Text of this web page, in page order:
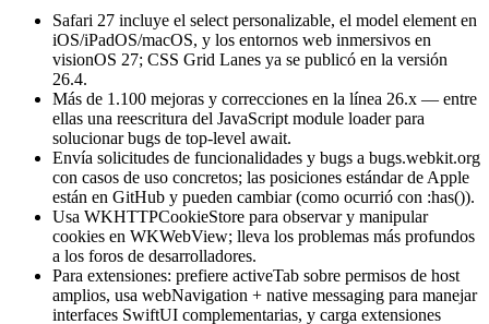
Safari 27 incluye el select personalizable, el model element en
iOS/iPadOS/macOS, y los entornos web inmersivos en
visionOS 27; CSS Grid Lanes ya se publicó en la versión
26.4.
Más de 1.100 mejoras y correcciones en la línea 26.x — entre
ellas una reescritura del JavaScript module loader para
solucionar bugs de top-level await.
Envía solicitudes de funcionalidades y bugs a bugs.webkit.org
con casos de uso concretos; las posiciones estándar de Apple
están en GitHub y pueden cambiar (como ocurrió con :has()).
Usa WKHTTPCookieStore para observar y manipular
cookies en WKWebView; lleva los problemas más profundos
a los foros de desarrolladores.
Para extensiones: prefiere activeTab sobre permisos de host
amplios, usa webNavigation + native messaging para manejar
interfaces SwiftUI complementarias, y carga extensiones